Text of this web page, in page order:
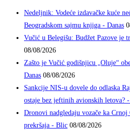
Nedeljnik: Vodeće izdavačke kuće
Beogradskom sajmu knjiga - Danas
Vučić u Belegišu: Budžet Pazove je
08/08/2026
Zašto je Vučić godišnjicu „Oluje“
Danas 08/08/2026
Sankcije NIS-u dovele do odlaska
ostaje bez jeftinih avionskih letova? -
Dronovi nadgledaju vozače ka
prekršaja - Blic 08/08/2026